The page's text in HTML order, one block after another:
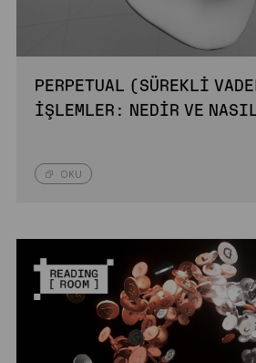
PERPETUAL (SÜREKLI
İŞLEMLER: NEDIR VE
OKU